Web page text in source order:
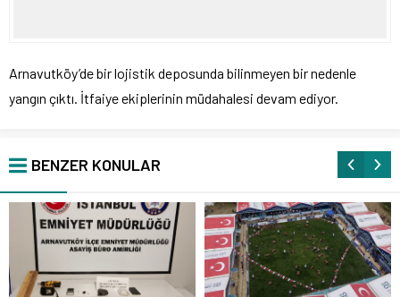
Arnavutköy’de bir lojistik deposunda bilinmeyen bir nedenle
yangın çıktı. İtfaiye ekiplerinin müdahalesi devam ediyor.
BENZER KONULAR